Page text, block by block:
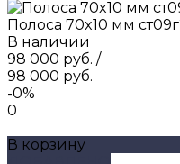
Полоса 70x10 мм
В наличии
98 000 руб. /
98 000 руб.
-0%
0
В корзину